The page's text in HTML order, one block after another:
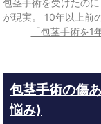
包茎手術を受けたの
が現実。 10年以上前
「包茎手術を
包茎手術の傷
悩み)